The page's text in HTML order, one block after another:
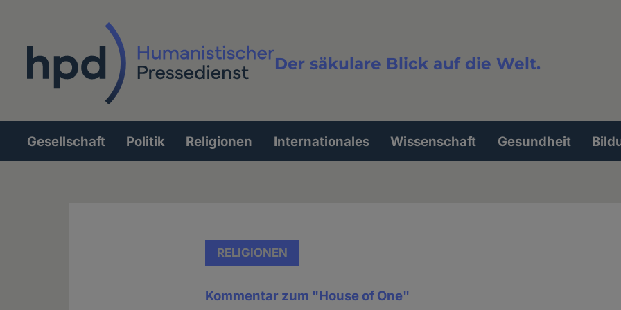
Der säkulare Blick auf die Welt.
Volltextsuche
Hauptnavigation
Gesellschaft Politik Religionen Internationales Wissenschaft Gesundheit
RELIGIONEN
Kommentar zum "House of One"